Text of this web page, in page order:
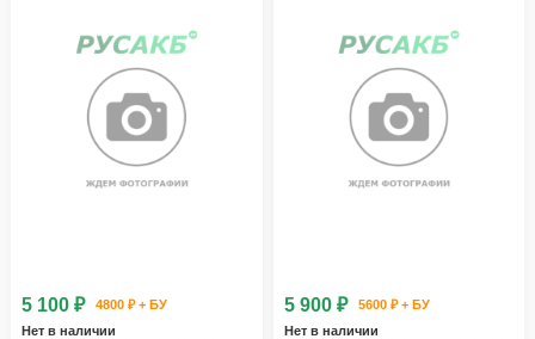
5 100 ₽
4800 ₽ + БУ
Нет в наличии
5 900 ₽
5600 ₽ + БУ
Нет в наличии